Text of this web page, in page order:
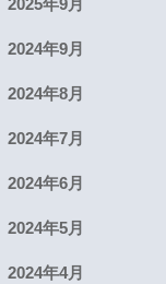
2025年9月
2024年9月
2024年8月
2024年7月
2024年6月
2024年5月
2024年4月